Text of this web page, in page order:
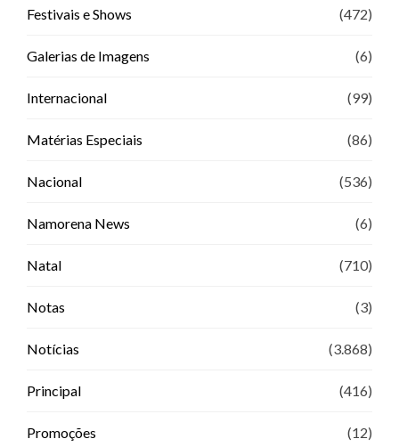
Festivais e Shows (472)
Galerias de Imagens (6)
Internacional (99)
Matérias Especiais (86)
Nacional (536)
Namorena News (6)
Natal (710)
Notas (3)
Notícias (3.868)
Principal (416)
Promoções (12)